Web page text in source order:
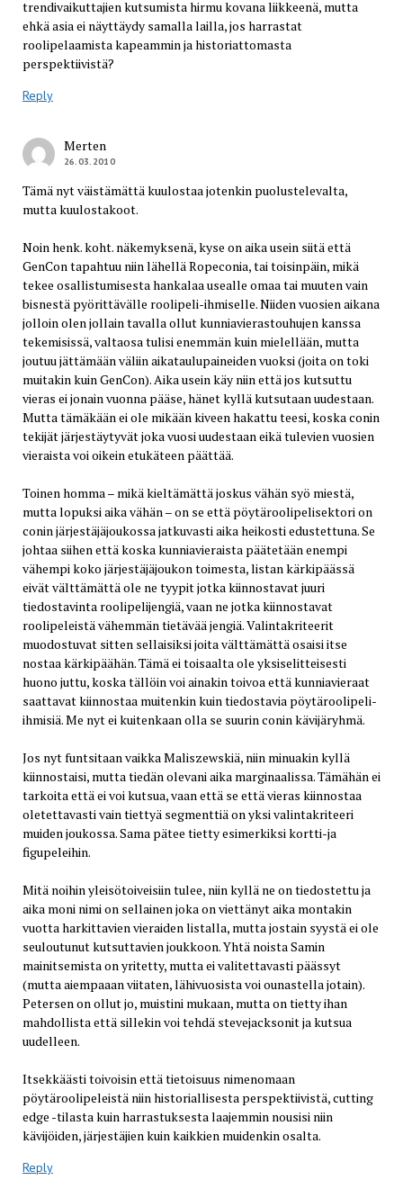
trendivaikuttajien kutsumista hirmu kovana liikkeenä, mutta
ehkä asia ei näyttäydy samalla lailla, jos harrastat
roolipelaamista kapeammin ja historiattomasta
perspektiivistä?
Reply
Merten
26.03.2010
Tämä nyt väistämättä kuulostaa jotenkin puolustelevalta,
mutta kuulostakoot.
Noin henk. koht. näkemyksenä, kyse on aika usein siitä että
GenCon tapahtuu niin lähellä Ropeconia, tai toisinpäin, mikä
tekee osallistumisesta hankalaa usealle omaa tai muuten vain
bisnestä pyörittävälle roolipeli-ihmiselle. Niiden vuosien aikana
jolloin olen jollain tavalla ollut kunniavierastouhujen kanssa
tekemisissä, valtaosa tulisi enemmän kuin mielellään, mutta
joutuu jättämään väliin aikataulupaineiden vuoksi (joita on toki
muitakin kuin GenCon). Aika usein käy niin että jos kutsuttu
vieras ei jonain vuonna pääse, hänet kyllä kutsutaan uudestaan.
Mutta tämäkään ei ole mikään kiveen hakattu teesi, koska conin
tekijät järjestäytyvät joka vuosi uudestaan eikä tulevien vuosien
vieraista voi oikein etukäteen päättää.
Toinen homma – mikä kieltämättä joskus vähän syö miestä,
mutta lopuksi aika vähän – on se että pöytäroolipelisektori on
conin järjestäjäjoukossa jatkuvasti aika heikosti edustettuna. Se
johtaa siihen että koska kunniavieraista päätetään enempi
vähempi koko järjestäjäjoukon toimesta, listan kärkipäässä
eivät välttämättä ole ne tyypit jotka kiinnostavat juuri
tiedostavinta roolipelijengiä, vaan ne jotka kiinnostavat
roolipeleistä vähemmän tietävää jengiä. Valintakriteerit
muodostuvat sitten sellaisiksi joita välttämättä osaisi itse
nostaa kärkipäähän. Tämä ei toisaalta ole yksiselitteisesti
huono juttu, koska tällöin voi ainakin toivoa että kunniavieraat
saattavat kiinnostaa muitenkin kuin tiedostavia pöytäroolipeli-
ihmisiä. Me nyt ei kuitenkaan olla se suurin conin kävijäryhmä.
Jos nyt funtsitaan vaikka Maliszewskiä, niin minuakin kyllä
kiinnostaisi, mutta tiedän olevani aika marginaalissa. Tämähän ei
tarkoita että ei voi kutsua, vaan että se että vieras kiinnostaa
oletettavasti vain tiettyä segmenttiä on yksi valintakriteeri
muiden joukossa. Sama pätee tietty esimerkiksi kortti-ja
figupeleihin.
Mitä noihin yleisötoiveisiin tulee, niin kyllä ne on tiedostettu ja
aika moni nimi on sellainen joka on viettänyt aika montakin
vuotta harkittavien vieraiden listalla, mutta jostain syystä ei ole
seuloutunut kutsuttavien joukkoon. Yhtä noista Samin
mainitsemista on yritetty, mutta ei valitettavasti päässyt
(mutta aiempaaan viitaten, lähivuosista voi ounastella jotain).
Petersen on ollut jo, muistini mukaan, mutta on tietty ihan
mahdollista että sillekin voi tehdä stevejacksonit ja kutsua
uudelleen.
Itsekkäästi toivoisin että tietoisuus nimenomaan
pöytäroolipeleistä niin historiallisesta perspektiivistä, cutting
edge -tilasta kuin harrastuksesta laajemmin nousisi niin
kävijöiden, järjestäjien kuin kaikkien muidenkin osalta.
Reply